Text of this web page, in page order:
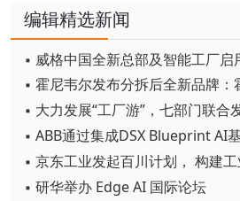
编辑精选新闻
▪ 威格中国全新总部及智能工厂启
▪ 大力发展“工厂游”，七部门联合
▪ 京东工业发起百川计划， 构建
▪ 研华举办 Edge AI 国际论坛